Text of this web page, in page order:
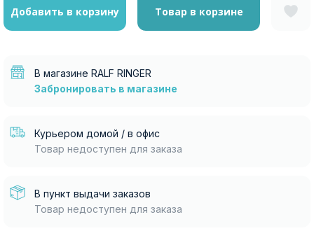
Добавить в корзину Товар в корзине
В магазине RALF RINGER
Забронировать в магазине
Курьером домой / в офис
Товар недоступен для заказа
В пункт выдачи заказов
Товар недоступен для заказа